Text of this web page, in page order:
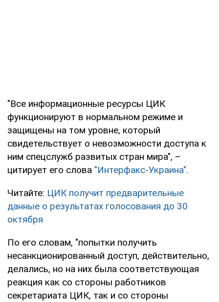
"Все информационные ресурсы ЦИК
функционируют в нормальном режиме и
защищены на том уровне, который
свидетельствует о невозможности доступа к
ним спецслужб развитых стран мира", –
цитирует его слова "Интерфакс-Украина".
Читайте: ЦИК получит предварительные
данные о результатах голосования до 30
октября
По его словам, "попытки получить
несанкционированный доступ, действительно,
делались, но на них была соответствующая
реакция как со стороны работников
секретариата ЦИК, так и со стороны